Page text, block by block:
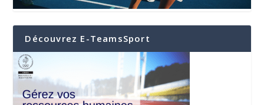
Découvrez E-TeamsSport